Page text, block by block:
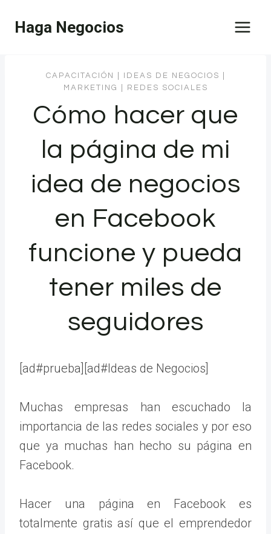
Haga Negocios
CAPACITACIÓN IDEAS DE NEGOCIOS
MARKETING
REDES SOCIALES
Cómo hacer que
la página de mi
idea de negocios
en Facebook
funcione y pueda
tener miles de
seguidores
[ad#prueba][ad#Ideas de Negocios]
Muchas empresas han escuchado la
importancia de las redes sociales y por eso
que ya muchas han hecho su página en
Facebook.
Hacer una página en Facebook es
totalmente gratis así que el emprendedor